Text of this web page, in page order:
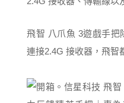
飛智 八爪魚 3遊戲手把
連接2.4G 接收器，飛智